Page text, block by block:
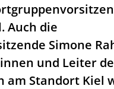
Auch die
Simone
und Leiter
am Standort Kiel